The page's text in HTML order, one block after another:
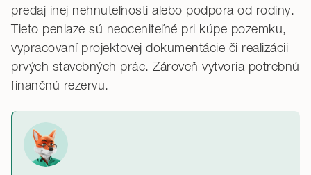
predaj inej nehnuteľnosti alebo podpora od rodiny.
Tieto peniaze sú neoceniteľné pri kúpe pozemku,
vypracovaní projektovej dokumentácie či realizácii
prvých stavebných prác. Zároveň vytvoria potrebnú
finančnú rezervu.